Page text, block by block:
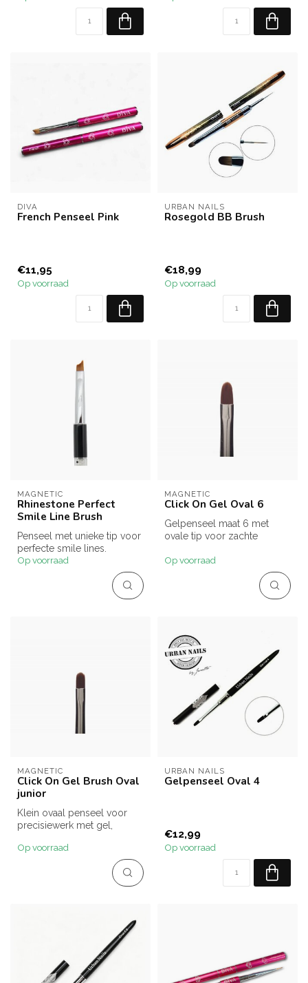
DIVA
French Penseel Pink
€11,95
Op voorraad
URBAN NAILS
Rosegold BB Brush
€18,99
Op voorraad
MAGNETIC
Rhinestone Perfect
Smile Line Brush
Penseel met unieke tip voor
perfecte smile lines.
Op voorraad
MAGNETIC
Click On Gel Oval 6
Gelpenseel maat 6 met
ovale tip voor zachte
Op voorraad
MAGNETIC
Click On Gel Brush Oval
junior
Klein ovaal penseel voor
precisiewerk met gel,
Op voorraad
URBAN NAILS
Gelpenseel Oval 4
€12,99
Op voorraad